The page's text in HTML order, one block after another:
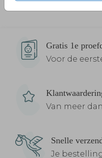
Gratis 1e
Voor de
Van meer
Snelle
Je